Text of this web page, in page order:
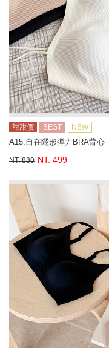
甜甜價 BEST NEW
A15.自在隱形彈力BRA背心
NT. 880 NT. 499